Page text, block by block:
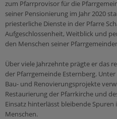
Beichte
Krankensalbung
Ehe
Weihe
Heilige Zeiten
Kirchenjahr
Ich möchte...
meine Freizeit gestalten!
reden!
anderen helfen!
mich weiterbilden!
Beratung
wieder eintreten!
Caritas
Katholisches
Katholische Aktion
Ämter & Einrichtungen
Schulamt
Ordinariat
zum Pfarrprovisor für die
seiner Pensionierung im Jahr 2020
priesterliche Dienste in der Pfarre
Aufgeschlossenheit, Weitblick und
den Menschen seiner
Über viele Jahrzehnte prägte er das
der Pfarrgemeinde Esternberg.
Bau- und Renovierungsprojekte
Restaurierung der Pfarrkirche und
Einsatz hinterlässt bleibende
Menschen.